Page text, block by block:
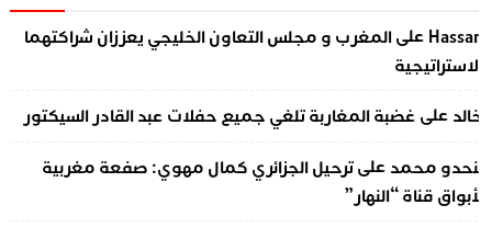
علىالمغرب و مجلس التعاون الخليجي يعززان شراكتهما
علىغضبة المغاربة تلغي جميع حفلات عبد القادر السيكتور
محمدعلىترحيل الجزائري كمال مهوي: صفعة مغربية
قناة “النهار”